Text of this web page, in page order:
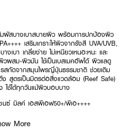
ผัสบางเบาสบายผิว พร้อมการปกป้องผิว
เสริมเกราะให้ผิวจากรังสี UVA/UVB,
งเบา เกลี่ยง่าย ไม่เหนียวเหนอะหนะ และ
วผสม-ผิวมัน ใช้เป็นเบสเมคอัพได้ ผิวแลดู
รสกัดจากสมุนไพรญี่ปุ่นธรรมชาติ ช่วยเติม
ง สูตรเป็นมิตรต่อสิ่งแวดล้อม (Reef Safe)
ใช้ได้ทุกวันแม้ผิวบอบบาง
นซ์ มิลค์ เอสพีเอฟ50+/พีเอ++++
นอะหนะMore